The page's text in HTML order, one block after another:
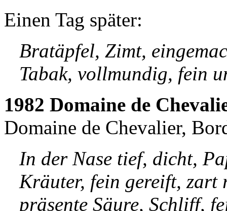
Einen Tag später:
Bratäpfel, Zimt,
Tabak, vollmundig, fein
1982 Domaine de
Domaine de Chevalier,
In der Nase tief, dicht,
Kräuter, fein gereift, zart
präsente Säure, Schliff,